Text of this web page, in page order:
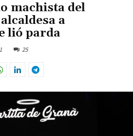
machista del
a
lió parda
25